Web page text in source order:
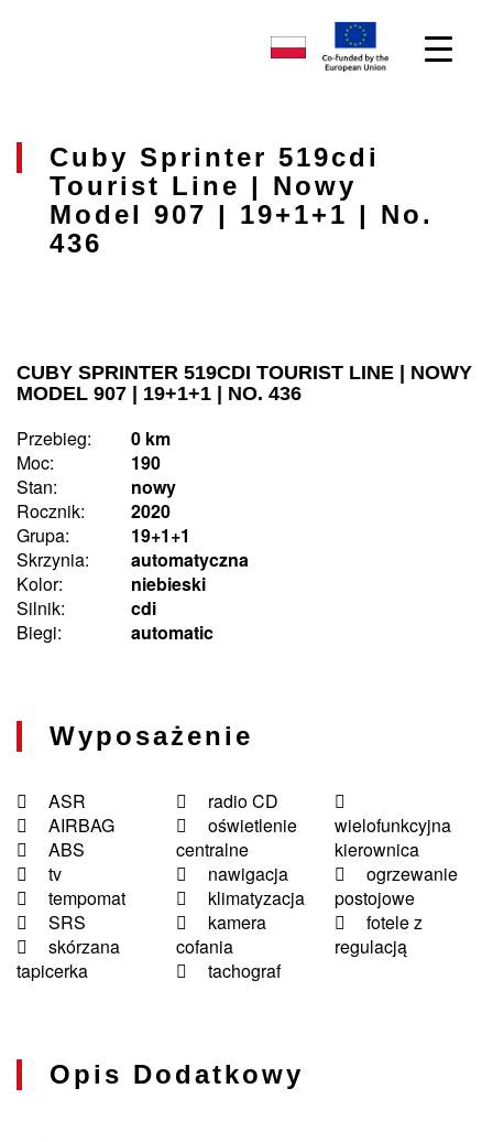
Cuby Sprinter 519cdi
Tourist Line | Nowy
Model 907 | 19+1+1 | No.
436
CUBY SPRINTER 519CDI TOURIST LINE | NOWY
MODEL 907 | 19+1+1 | NO. 436
Przebieg:
0 km
Moc:
190
Stan:
nowy
Rocznik:
2020
Grupa:
19+1+1
Skrzynia:
automatyczna
Kolor:
niebieski
Silnik:
cdi
Biegi:
automatic
Wyposażenie
ASR
AIRBAG
ABS
tv
tempomat
SRS
skórzana
tapicerka
radio CD
oświetlenie
centralne
nawigacja
klimatyzacja
kamera
cofania
tachograf
wielofunkcyjna
kierownica
ogrzewanie
postojowe
fotele z
regulacją
Opis Dodatkowy